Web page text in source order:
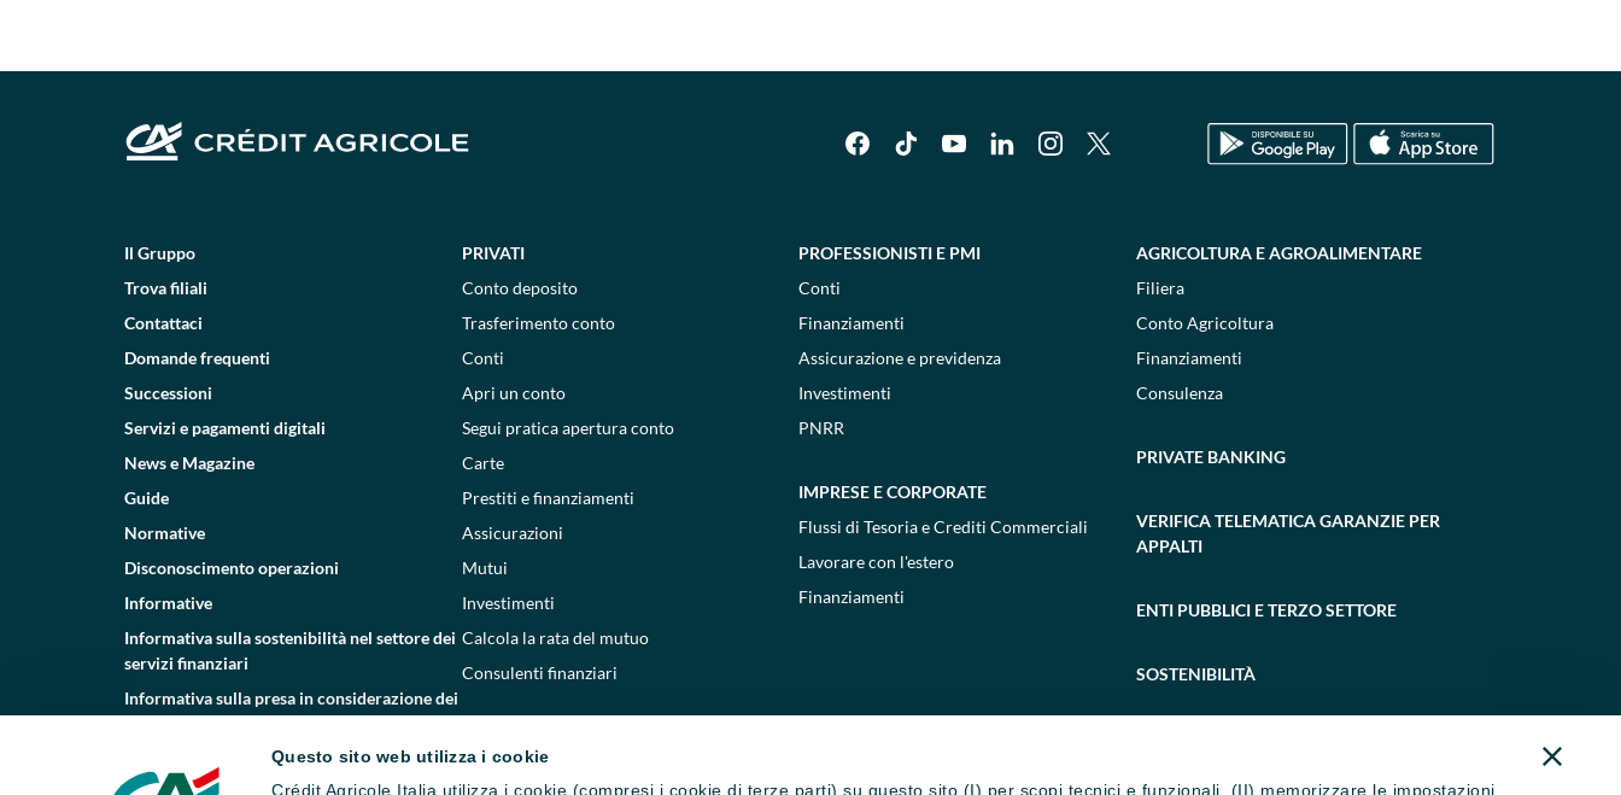
Questo sito web utilizza i cookie
Crédit Agricole Italia utilizza i cookie (compresi i cookie di terze parti) su questo sito (I) per scopi tecnici e funzionali, (II) memorizzare le impostazioni
Il Gruppo
Trova filiali
Contattaci
Domande frequenti
Successioni
Servizi e pagamenti digitali
News e Magazine
Guide
Normative
Disconoscimento operazioni
Informative
Informativa sulla sostenibilità nel settore dei
servizi finanziari
Informativa sulla presa in considerazione dei
PRIVATI
Conto deposito
Trasferimento conto
Conti
Apri un conto
Segui pratica apertura conto
Carte
Prestiti e finanziamenti
Assicurazioni
Mutui
Investimenti
Calcola la rata del mutuo
Consulenti finanziari
PROFESSIONISTI E PMI
Conti
Finanziamenti
Assicurazione e previdenza
Investimenti
PNRR
IMPRESE E CORPORATE
Flussi di Tesoria e Crediti Commerciali
Lavorare con l'estero
Finanziamenti
AGRICOLTURA E AGROALIMENTARE
Filiera
Conto Agricoltura
Finanziamenti
Consulenza
PRIVATE BANKING
VERIFICA TELEMATICA GARANZIE PER
APPALTI
ENTI PUBBLICI E TERZO SETTORE
SOSTENIBILITÀ